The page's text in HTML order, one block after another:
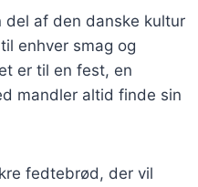
del af den danske kultur
enhver smag og
er til en fest, en
mandler altid finde sin
fedtebrød, der vil